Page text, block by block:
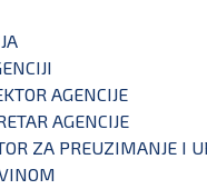
AGENCIJE
AGENCIJE
ZA PREUZIMANJE I